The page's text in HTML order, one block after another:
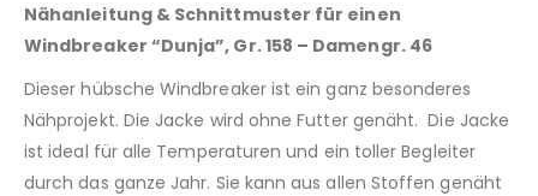
Nähanleitung & Schnittmuster für einen
Windbreaker “Dunja”, Gr. 158 – Damengr. 46
Dieser hübsche Windbreaker ist ein ganz besonderes
Nähprojekt. Die Jacke wird ohne Futter genäht. Die Jacke
ist ideal für alle Temperaturen und ein toller Begleiter
durch das ganze Jahr. Sie kann aus allen Stoffen genäht